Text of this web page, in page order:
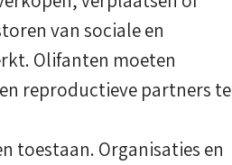
van sociale en
Olifanten moeten
reproductieve partners te
toestaan. Organisaties en